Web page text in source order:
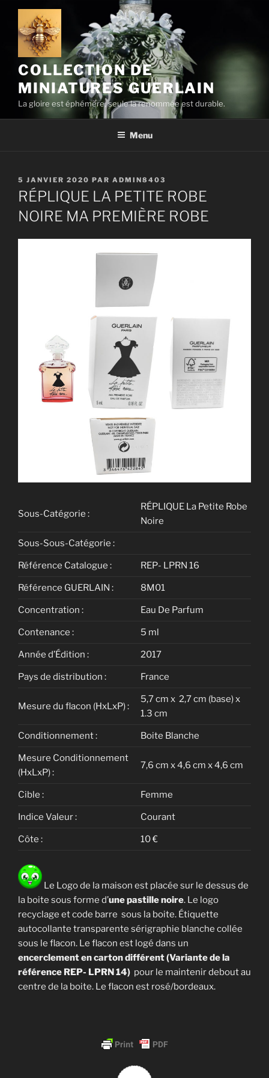
Aller
contenu
principal
COLLECTION DE
MINIATURES GUERLAIN
La gloire est éphémère, seule la renommée est durable.
Menu
PUBLIÉ
LE
5 JANVIER 2020 PAR ADMIN8403
RÉPLIQUE LA PETITE ROBE
NOIRE MA PREMIÈRE ROBE
Sous-Catégorie :
RÉPLIQUE La Petite Robe
Noire
Sous-Sous-Catégorie :
Référence Catalogue : REP- LPRN 16
Référence GUERLAIN : 8M01
Concentration : Eau De Parfum
Contenance : 5 ml
Année d’Édition : 2017
Pays de distribution : France
Mesure du flacon (HxLxP) :
5,7 cm x 2,7 cm (base) x
1.3 cm
Conditionnement : Boite Blanche
Mesure Conditionnement
(HxLxP) :
7,6 cm x 4,6 cm x 4,6 cm
Cible : Femme
Indice Valeur : Courant
Côte : 10 €
Le Logo de la maison est placée sur le dessus de
la boite sous forme d’une pastille noire. Le logo
recyclage et code barre sous la boite. Étiquette
autocollante transparente sérigraphie blanche collée
sous le flacon. Le flacon est logé dans un
encerclement en carton différent (Variante de la
référence REP- LPRN 14) pour le maintenir debout au
centre de la boite. Le flacon est rosé/bordeaux.